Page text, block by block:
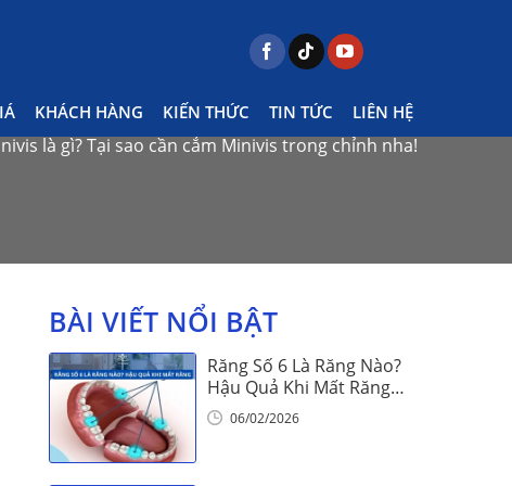
KHÁCH HÀNG KIẾN THỨC TIN TỨC LIÊN HỆ
là gì? Tại sao cần cắm Minivis trong chỉnh nha!
BÀI VIẾT NỔI BẬT
Răng Số 6 Là Răng Nào?
Hậu Quả Khi Mất Răng
Số 606/02/2026